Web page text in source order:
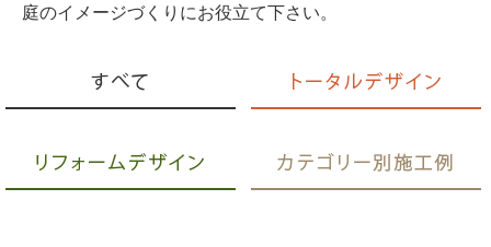
庭のイメージづくりにお役立て下さい。